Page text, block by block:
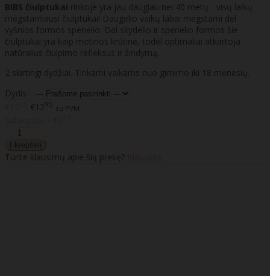
BIBS čiulptukai rinkoje yra jau daugiau nei 40 metų - visų laikų
mėgstamiausi čiulptukai! Daugelio vaikų labai mėgstami dėl
vyšnios formos spenelio. Dėl skydelio ir spenelio formos šie
čiulptukai yra kaip motinos krūtinė, todėl optimaliai atkartoja
natūralius čiulpimo refleksus ir žindymą.
2 skirtingi dydžiai. Tinkami vaikams nuo gimimo iki 18 mėnesių.
Dydis :
€1295 su PVM
Turite klausimų apie šią prekę?